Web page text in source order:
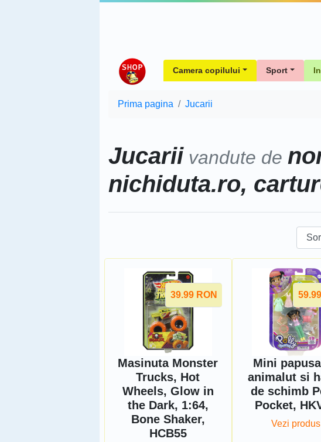
Camera copilului Sport
Prima pagina Jucarii
Jucarii vandute de
nichiduta.ro,
39.99 RON
Masinuta Monster
Trucks, Hot
Wheels, Glow in
the Dark, 1:64,
Bone Shaker,
HCB55
59.99
Mini
animalut si
de schimb
Pocket,
Vezi produs